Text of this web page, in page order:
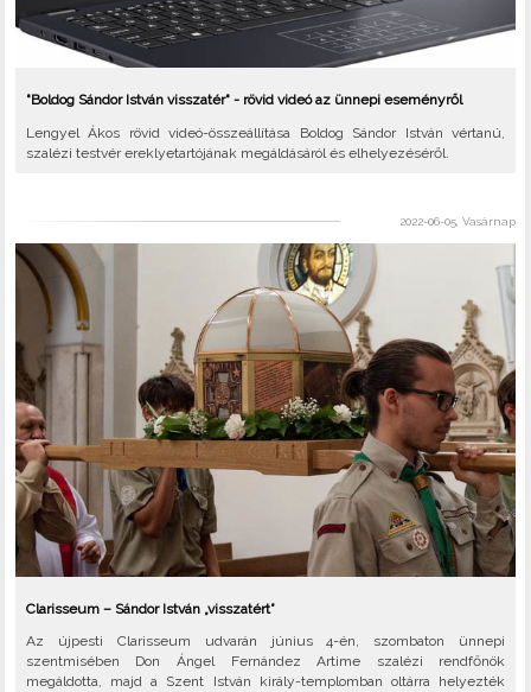
"Boldog Sándor István visszatér" - rövid videó az ünnepi eseményről
Lengyel Ákos rövid videó-összeállítása Boldog Sándor István vértanú,
szalézi testvér ereklyetartójának megáldásáról és elhelyezéséről.
2022-06-05, Vasárnap
Clarisseum – Sándor István „visszatért”
Az újpesti Clarisseum udvarán június 4-én, szombaton ünnepi
szentmisében Don Ángel Fernández Artime szalézi rendfőnök
megáldotta, majd a Szent István király-templomban oltárra helyezték